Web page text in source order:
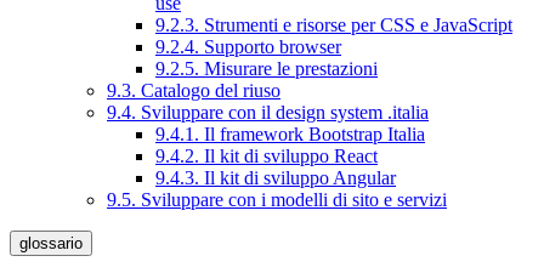
9.2.3. Strumenti e risorse per CSS e JavaScript
9.2.4. Supporto browser
9.2.5. Misurare le prestazioni
9.3. Catalogo del riuso
9.4. Sviluppare con il design system .italia
9.4.1. Il framework Bootstrap Italia
9.4.2. Il kit di sviluppo React
9.4.3. Il kit di sviluppo Angular
9.5. Sviluppare con i modelli di sito e servizi
glossario